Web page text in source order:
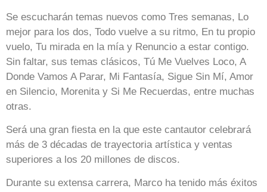
Se escucharán temas nuevos como Tres semanas, Lo
mejor para los dos, Todo vuelve a su ritmo, En tu propio
vuelo, Tu mirada en la mía y Renuncio a estar contigo.
Sin faltar, sus temas clásicos, Tú Me Vuelves Loco, A
Donde Vamos A Parar, Mi Fantasía, Sigue Sin Mí, Amor
en Silencio, Morenita y Si Me Recuerdas, entre muchas
otras.
Será una gran fiesta en la que este cantautor celebrará
más de 3 décadas de trayectoria artística y ventas
superiores a los 20 millones de discos.
Durante su extensa carrera, Marco ha tenido más éxitos